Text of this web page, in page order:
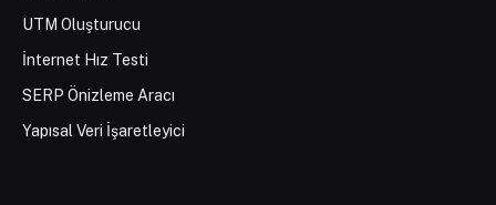
UTM Oluşturucu
İnternet Hız Testi
SERP Önizleme Aracı
Yapısal Veri İşaretleyici